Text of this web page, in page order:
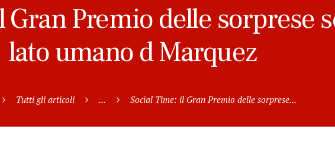
Gran Premio delle sorprese
lato umano d Marquez
Tutti gli articoli ... Social Time: il Gran Premio delle sorprese...